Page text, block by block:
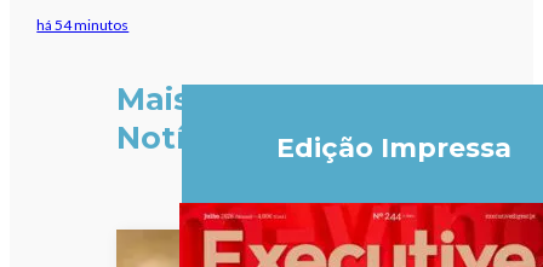
há 54 minutos
Mais
Notícias
Edição Impressa